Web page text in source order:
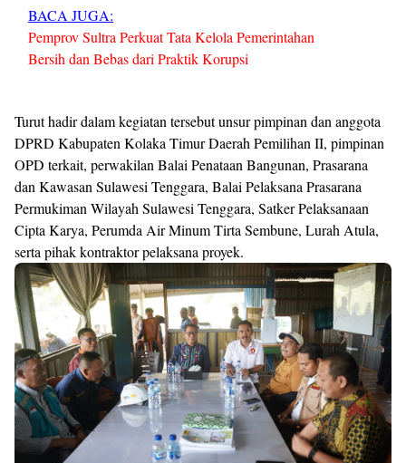
BACA JUGA:
Pemprov Sultra Perkuat Tata Kelola Pemerintahan
Bersih dan Bebas dari Praktik Korupsi
Turut hadir dalam kegiatan tersebut unsur pimpinan dan anggota
DPRD Kabupaten Kolaka Timur Daerah Pemilihan II, pimpinan
OPD terkait, perwakilan Balai Penataan Bangunan, Prasarana
dan Kawasan Sulawesi Tenggara, Balai Pelaksana Prasarana
Permukiman Wilayah Sulawesi Tenggara, Satker Pelaksanaan
Cipta Karya, Perumda Air Minum Tirta Sembune, Lurah Atula,
serta pihak kontraktor pelaksana proyek.